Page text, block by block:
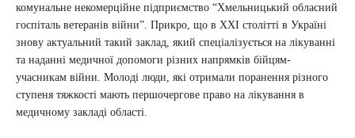
комунальне некомерційне підприємство “Хмельницький обласний
госпіталь ветеранів війни”. Прикро, що в XXI столітті в Україні
знову актуальний такий заклад, який спеціалізується на лікуванні
та наданні медичної допомоги різних напрямків бійцям-
учасникам війни. Молоді люди, які отримали поранення різного
ступеня тяжкості мають першочергове право на лікування в
медичному закладі області.